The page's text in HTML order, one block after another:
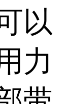
以
力